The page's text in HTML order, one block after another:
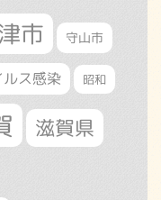
市 守山市
ス感染 昭和
滋賀県